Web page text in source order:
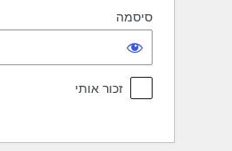
סיסמה
זכור אותי